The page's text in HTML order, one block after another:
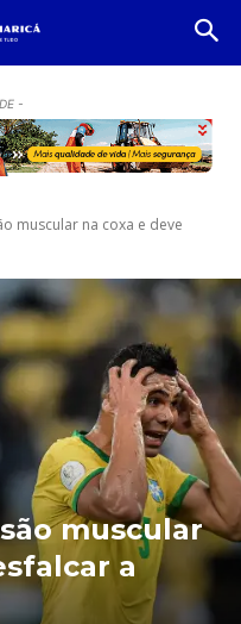
-
muscular na coxa e deve
muscular
a